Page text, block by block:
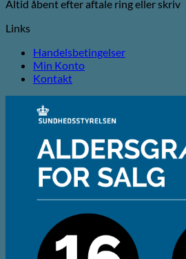
Altid åbent efter aftale ring eller skriv
Links
Handelsbetingelser
Min Konto
Kontakt